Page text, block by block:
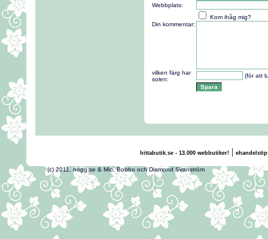
Webbplats:
Kom ihåg mig?
Din kommentar:
vilken färg har
solen:
(för att
hittabutik.se - 13.000 webbutiker!|
(c) 2011, nogg.se & Mio, Bobbo och Diamond